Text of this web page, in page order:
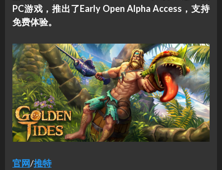
PC游戏，推出了Early Open Alpha Access，支持
免费体验。
官网/推特